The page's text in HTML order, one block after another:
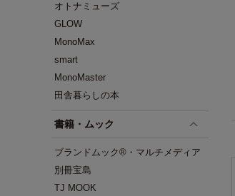
オトナミューズ
GLOW
MonoMax
smart
MonoMaster
田舎暮らしの本
書籍・ムック
ブランドムック®・マルチメディア
別冊宝島
TJ MOOK